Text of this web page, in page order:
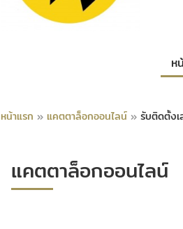
ห
หน้าแรก » แคตตาล็อกออนไลน์ » รับติดตั้งเ
แคตตาล็อกออนไลน์